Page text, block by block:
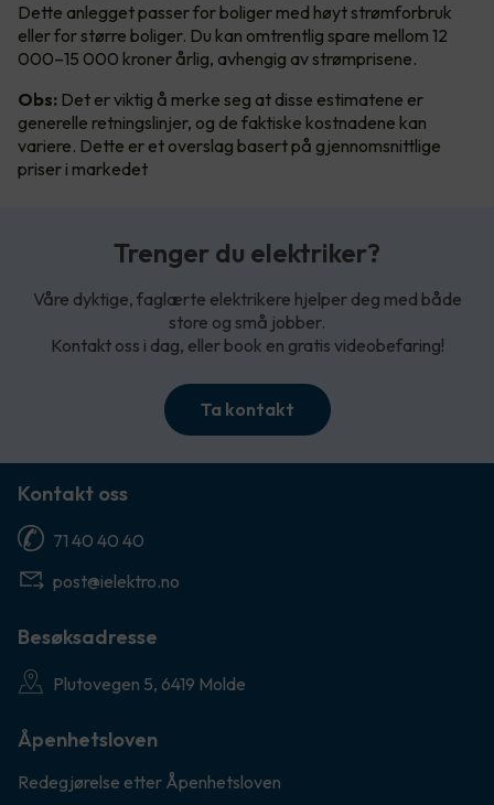
Dette anlegget passer for boliger med høyt strømforbruk
eller for større boliger. Du kan omtrentlig spare mellom 12
000–15 000 kroner årlig, avhengig av strømprisene.
Obs: Det er viktig å merke seg at disse estimatene er
generelle retningslinjer, og de faktiske kostnadene kan
variere. Dette er et overslag basert på gjennomsnittlige
priser i markedet
Trenger du elektriker?
Våre dyktige, faglærte elektrikere hjelper deg med både
store og små jobber.
Kontakt oss i dag, eller book en gratis videobefaring!
Ta kontakt
Kontakt oss
71 40 40 40
post@ielektro.no
Besøksadresse
Plutovegen 5, 6419 Molde
Åpenhetsloven
Redegjørelse etter Åpenhetsloven